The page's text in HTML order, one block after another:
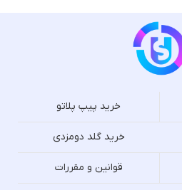
خرید پیپ پلاتو
خرید گلد دومزدی
قوانین و مقررات